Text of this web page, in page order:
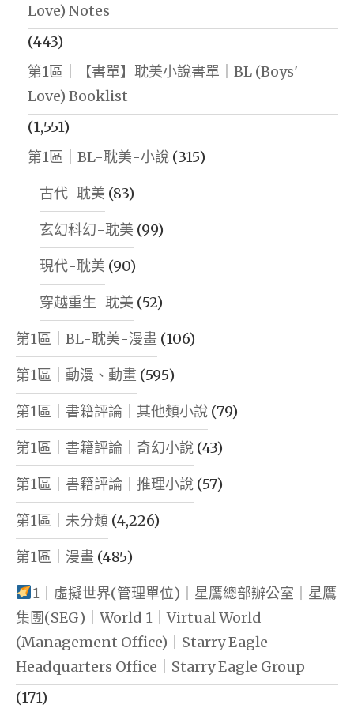
Love) Notes
(443)
第1區｜【書單】耽美小說書單｜BL (Boys'
Love) Booklist
(1,551)
第1區｜BL-耽美-小說 (315)
古代-耽美 (83)
玄幻科幻-耽美 (99)
現代-耽美 (90)
穿越重生-耽美 (52)
第1區｜BL-耽美-漫畫 (106)
第1區｜動漫、動畫 (595)
第1區｜書籍評論｜其他類小說 (79)
第1區｜書籍評論｜奇幻小說 (43)
第1區｜書籍評論｜推理小說 (57)
第1區｜未分類 (4,226)
第1區｜漫畫 (485)
1｜虛擬世界(管理單位)｜星鷹總部辦公室｜星鷹
集團(SEG)｜World 1｜Virtual World
(Management Office)｜Starry Eagle
Headquarters Office｜Starry Eagle Group
(171)